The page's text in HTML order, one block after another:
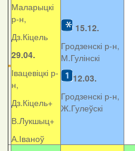
Маларыцкі
р-н,
Дз.Кіцель
29.04.
Івацевіцкі р-
н,
Дз.Кіцель+
В.Лукшыц+
А.Іваноў
15.12.
Гродзенскі р-н,
М.Гулінскі
12.03.
Гродзенскі р-н,
Ж.Гулеўскі